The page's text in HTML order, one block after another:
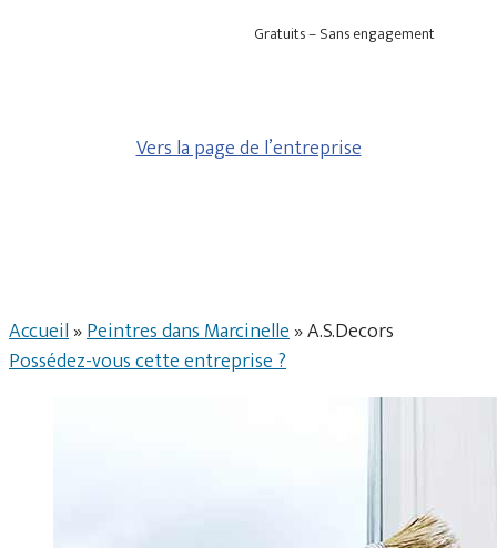
Gratuits – Sans engagement
Vers la page de l’entreprise
Accueil»Peintres dans Marcinelle»A.S.Decors
Possédez-vous cette entreprise ?